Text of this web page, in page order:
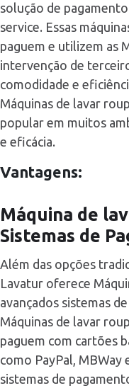
solução de
service. Essas
paguem e utilizem as
intervenção de
comodidade e
Máquinas de lavar
popular em muitos
e eficácia.
Vantagens:
Máquina de
Sistemas de
Além das opções
Lavatur oferece
avançados sistemas
Máquinas de lavar
paguem com cartões
como PayPal, MBWay
sistemas de